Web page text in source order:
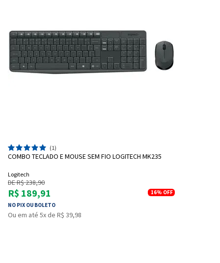
(1)
COMBO TECLADO E MOUSE SEM FIO LOGITECH MK235
Logitech
DE R$ 238,90
R$ 189,91
NO PIX OU BOLETO
16% OFF
Ou em até 5x de R$ 39,98